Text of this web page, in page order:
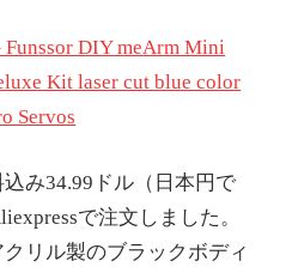
DIY meArm Mini
Kit laser cut blue color
Servos
み34.99ドル（日本円で
で注文しました。
クリル製のブラックボディ